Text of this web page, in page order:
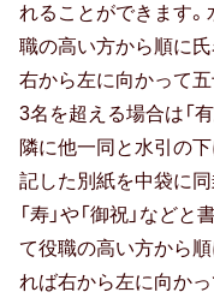
れることができます
職の高い方から順に
右から左に向かって五
3名を超える場合は「
隣に他一同と水引の
記した別紙を中袋に
「寿」や「御祝」など
て役職の高い方から
れば右から左に向か